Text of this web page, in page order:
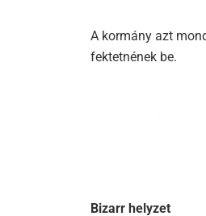
A kormány azt
fektetnének be.
Bizarr helyzet